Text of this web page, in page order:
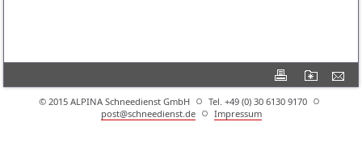
© 2015 ALPINA Schneedienst GmbH
Tel. +49 (0) 30 6130 9170
post@schneedienst.de
Impressum